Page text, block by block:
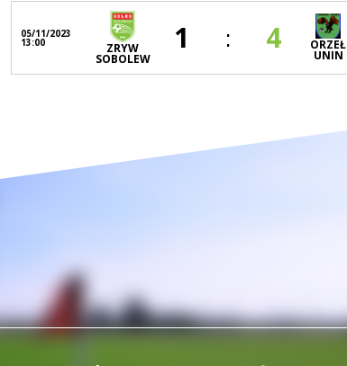
05/11/2023
13:00 ZRYW
SOBOLEW
1 : 4 ORZEŁ
UNIN